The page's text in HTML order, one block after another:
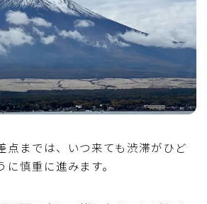
点までは、いつ来ても渋滞がひど
慎重に進みます。